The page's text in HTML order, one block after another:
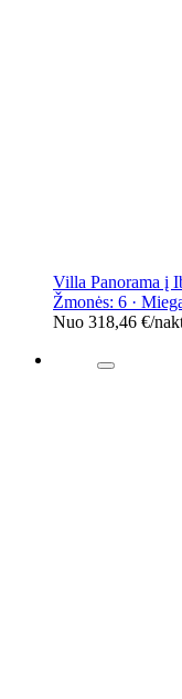
Villa Panorama į
Žmonės: 6 ·
Nuo 318,46 €/